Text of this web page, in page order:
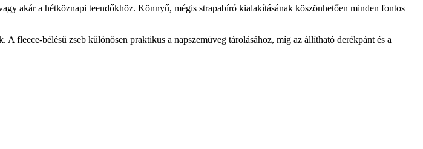
akár a hétköznapi teendőkhöz. Könnyű, mégis strapabíró kialakításának köszönhetően minden fontos
fleece-bélésű zseb különösen praktikus a napszemüveg tárolásához, míg az állítható derékpánt és a